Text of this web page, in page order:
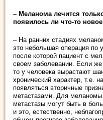
– Меланома лечится
появилось ли что-то
– На ранних стадиях
это небольшая операция по
после которой пациент с
своем заболевании. Если же
то у человека вырастают
хронический характер, т.е.
появляться вторичные
метастазами. Для меланомы
метастазы могут быть в
и это, естественно,